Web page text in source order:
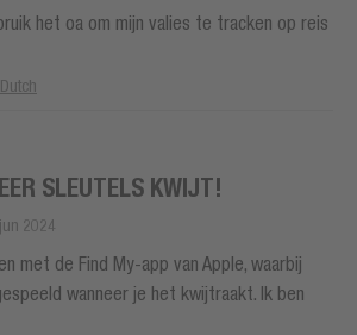
het oa om mijn valies te tracken op reis
SLEUTELS KWIJT!
2024
met de Find My-app van Apple, waarbij
wanneer je het kwijtraakt. Ik ben